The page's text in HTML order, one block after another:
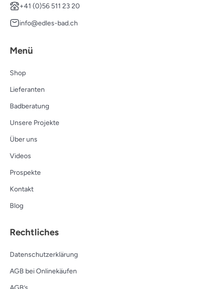
+41 (0)56 511 23 20
info@edles-bad.ch
Menü
Shop
Lieferanten
Badberatung
Unsere Projekte
Über uns
Videos
Prospekte
Kontakt
Blog
Rechtliches
Datenschutzerklärung
AGB bei Onlinekäufen